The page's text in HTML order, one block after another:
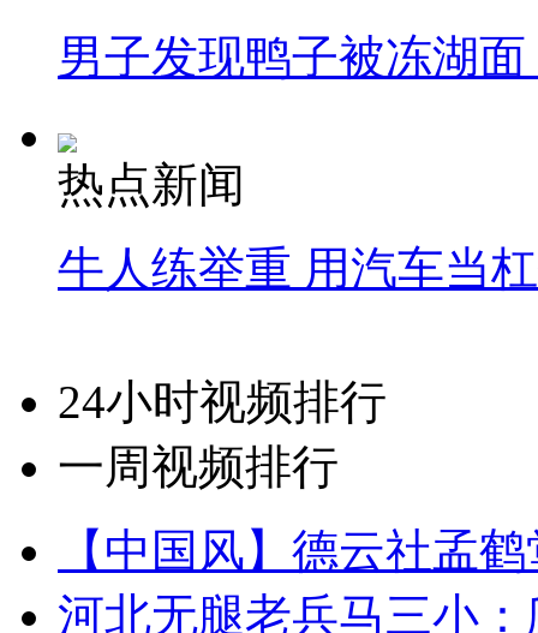
男子发现鸭子被冻湖
热点新闻
牛人练举重 用汽车当
24小时视频排行
一周视频排行
【中国风】德云社孟
河北无腿老兵马三小